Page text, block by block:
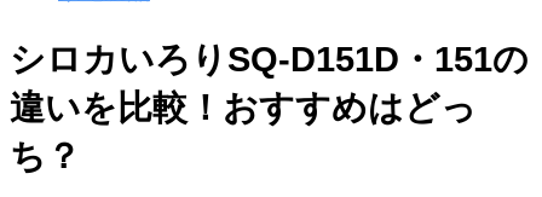
シロカいろりSQ-D151D・151の
違いを比較！おすすめはどっ
ち？